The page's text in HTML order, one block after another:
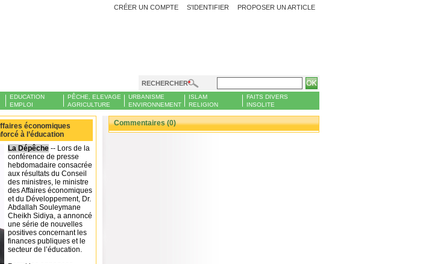
PROPOSER UN ARTICLE
CRÉER UN COMPTE S'IDENTIFIER
RECHERCHER
EDUCATION
EMPLOI
PÊCHE, ELEVAGE
AGRICULTURE
URBANISME
ENVIRONNEMENT
ISLAM
RELIGION
FAITS DIVERS
INSOLITE
économiques
à l’éducation
La Dépêche -- Lors de la
conférence de presse
hebdomadaire consacrée
aux résultats du Conseil
des ministres, le ministre
des Affaires économiques
et du Développement, Dr.
Abdallah Souleymane
Cheikh Sidiya, a annoncé
une série de nouvelles
positives concernant les
finances publiques et le
secteur de l’éducation.
Commentaires (0)